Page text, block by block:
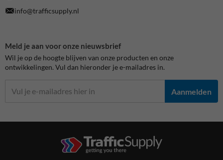
info@trafficsupply.nl
Meld je aan voor onze nieuwsbrief
Wil je op de hoogte blijven van onze producten en onze
ontwikkelingen. Vul dan hieronder je e-mailadres in.
Aanmelden